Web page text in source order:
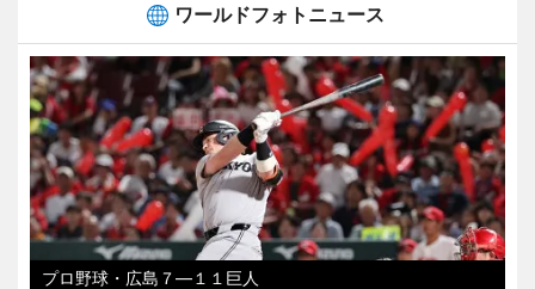
ワールドフォトニュース
プロ野球・広島７―１１巨人